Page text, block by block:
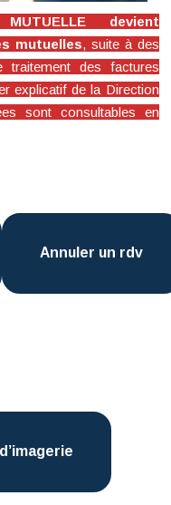
devient
mutuelles, suite à des
traitement des factures
explicatif de la Direction
sont consultables en
Annuler un rdv